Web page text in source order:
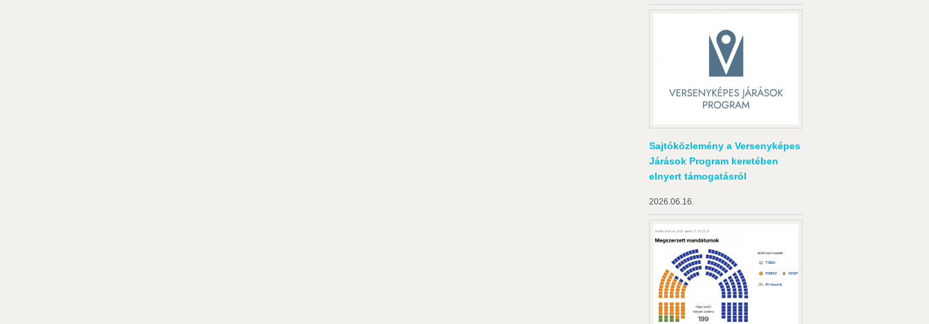
Sajtóközlemény a Versenyképes
Járások Program keretében
elnyert támogatásról
2026.06.16.